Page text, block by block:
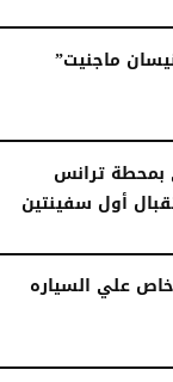
ماجنيت”
بمحطة ترانس
أول سفينتين
علي السياره